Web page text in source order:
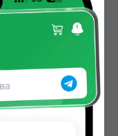
10ШТ можно
Нишон №2 по
городах